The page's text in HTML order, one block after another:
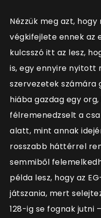
Nézzük meg azt,
végkifejlete ennek az
kulcsszó itt az lesz,
is, egy ennyire nyitott
szervezetek számára
hiába gazdag egy
félremenedzselt a
alatt, mint annak
rosszabb háttérrel
semmiből
példa lesz, hogy az
játszania, mert
128-ig se fognak jutni